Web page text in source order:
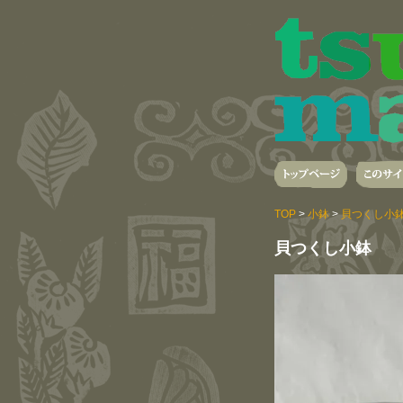
TOP > 小鉢 >貝つくし小
貝つくし小鉢